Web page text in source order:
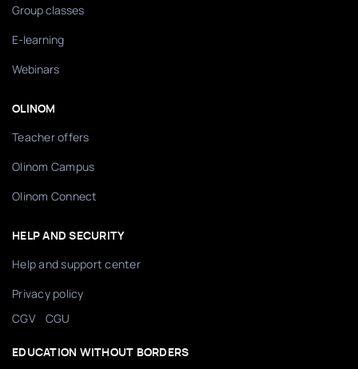
Group classes
E-learning
Webinars
OLINOM
Teacher offers
Olinom Campus
Olinom Connect
HELP AND SECURITY
Help and support center
Privacy policy
CGV/ CGU
EDUCATION WITHOUT BORDERS